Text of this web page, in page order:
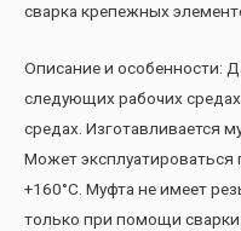
сварка крепежных
Описание и особенности:
следующих рабочих
средах. Изготавливается
Может эксплуатироваться
+160°C. Муфта не имеет
только при помощи сварки.